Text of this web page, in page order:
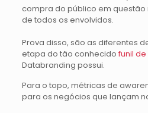
compra do público em
de todos os envolvidos.
Prova disso, são as diferentes
etapa do tão conhecido funil
Databranding possui.
Para o topo, métricas de
para os negócios que lançam